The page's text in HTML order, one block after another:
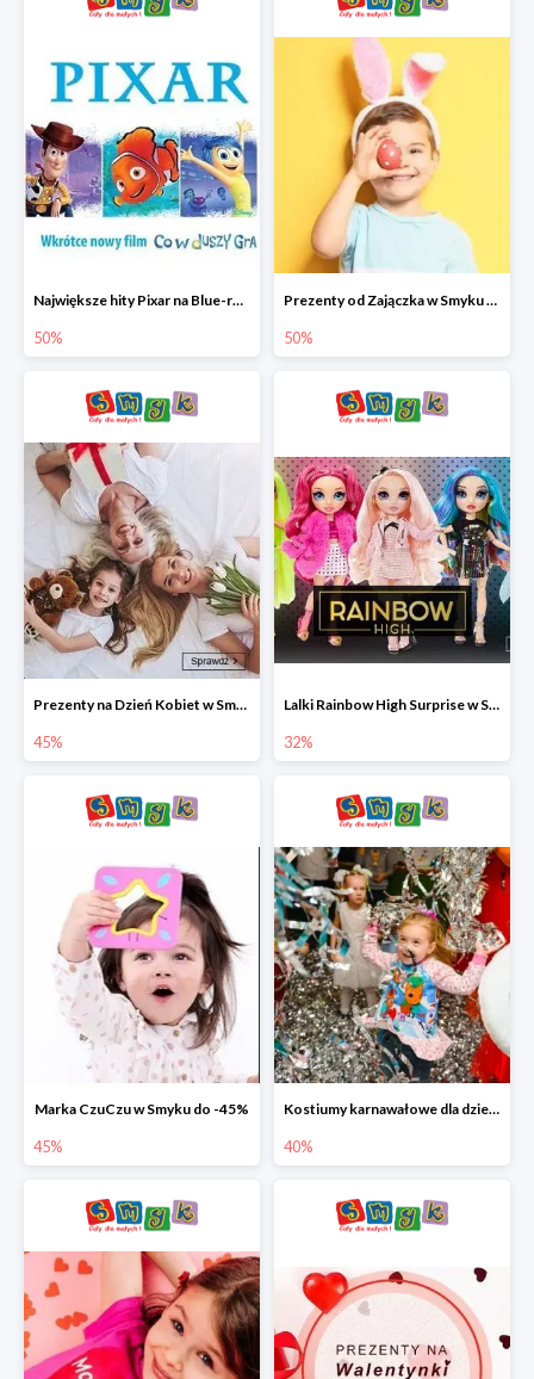
Największe hity Pixar na Blue-rey i DVD w Smyku - drugi film -50%
50%
Prezenty od Zajączka w Smyku do -50%
50%
Prezenty na Dzień Kobiet w Smyku do -45%
45%
Lalki Rainbow High Surprise w Smyku do -35%
32%
Marka CzuCzu w Smyku do -45%
45%
Kostiumy karnawałowe dla dzieci w Smyku do -40%
40%